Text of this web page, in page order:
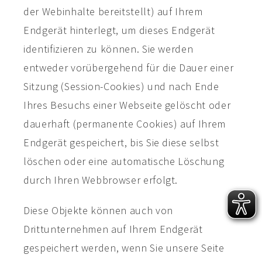
der Webinhalte bereitstellt) auf Ihrem
Endgerät hinterlegt, um dieses Endgerät
identifizieren zu können. Sie werden
entweder vorübergehend für die Dauer einer
Sitzung (Session-Cookies) und nach Ende
Ihres Besuchs einer Webseite gelöscht oder
dauerhaft (permanente Cookies) auf Ihrem
Endgerät gespeichert, bis Sie diese selbst
löschen oder eine automatische Löschung
durch Ihren Webbrowser erfolgt.
Diese Objekte können auch von
Drittunternehmen auf Ihrem Endgerät
gespeichert werden, wenn Sie unsere Seite